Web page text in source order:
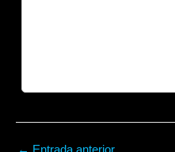
← Entrada anterior